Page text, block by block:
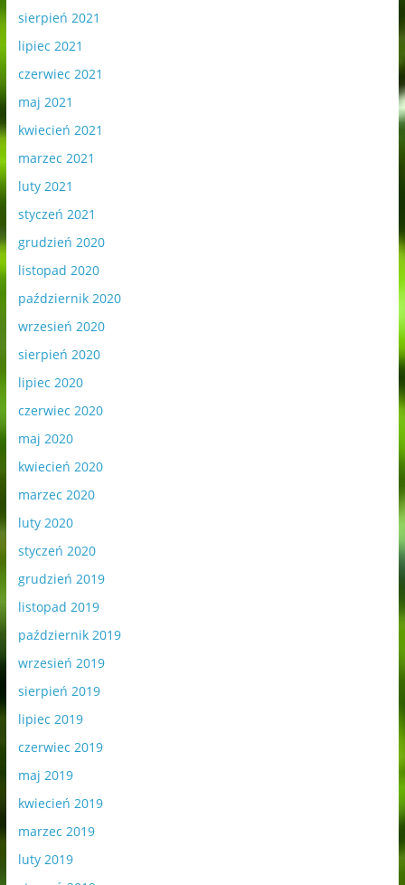
sierpień 2021
lipiec 2021
czerwiec 2021
maj 2021
kwiecień 2021
marzec 2021
luty 2021
styczeń 2021
grudzień 2020
listopad 2020
październik 2020
wrzesień 2020
sierpień 2020
lipiec 2020
czerwiec 2020
maj 2020
kwiecień 2020
marzec 2020
luty 2020
styczeń 2020
grudzień 2019
listopad 2019
październik 2019
wrzesień 2019
sierpień 2019
lipiec 2019
czerwiec 2019
maj 2019
kwiecień 2019
marzec 2019
luty 2019